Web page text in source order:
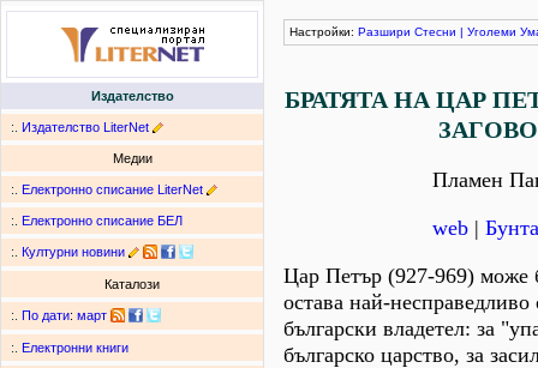
Издателство
:. Издателство LiterNet
Медии
:. Електронно списание LiterNet
:. Електронно списание БЕЛ
:. Културни новини
Каталози
:. По дати: март
:. Електронни книги
Настройки: Разшири Стесни | Уголеми
БРАТЯТА НА ЦАР
Пламен
web |
Цар Петър (927-969) може
остава най-
български владетел: за
българско царство, за